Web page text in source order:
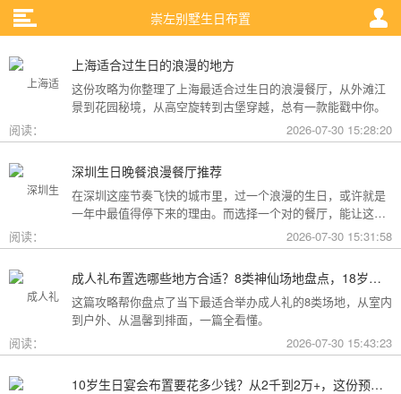
崇左别墅生日布置
上海适合过生日的浪漫的地方
这份攻略为你整理了上海最适合过生日的浪漫餐厅，从外滩江
景到花园秘境，从高空旋转到古堡穿越，总有一款能戳中你。
阅读：
2026-07-30 15:28:20
深圳生日晚餐浪漫餐厅推荐
在深圳这座节奏飞快的城市里，过一个浪漫的生日，或许就是
一年中最值得停下来的理由。而选择一个对的餐厅，能让这一
天从“普通”变成“终生难忘”。无论是俯瞰城市灯火的高空秘境，
还是被鲜花与海风包裹的梦幻露台，深圳从不缺乏仪式感。
阅读： 2026-07-30 15:31:58
成人礼布置选哪些地方合适？8类神仙场地盘点，18岁的仪式感从选对地方开始
这篇攻略帮你盘点了当下最适合举办成人礼的8类场地，从室内
到户外、从温馨到排面，一篇全看懂。
阅读：
2026-07-30 15:43:23
10岁生日宴会布置要花多少钱？从2千到2万+，这份预算攻略讲透了